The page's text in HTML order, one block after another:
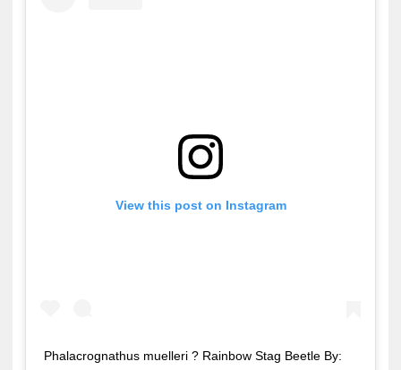
View this post on Instagram
Phalacrognathus muelleri ? Rainbow Stag Beetle By: